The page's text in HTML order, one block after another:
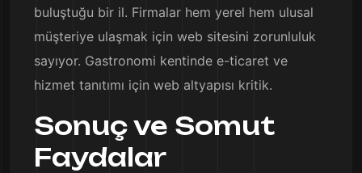
buluştuğu bir il. Firmalar hem yerel hem ulusal
müşteriye ulaşmak için web sitesini zorunluluk
sayıyor. Gastronomi kentinde e-ticaret ve
hizmet tanıtımı için web altyapısı kritik.
Sonuç ve Somut
Faydalar